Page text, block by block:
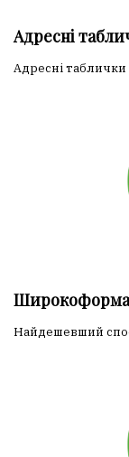
Адресні
Адресні
Найдешевший